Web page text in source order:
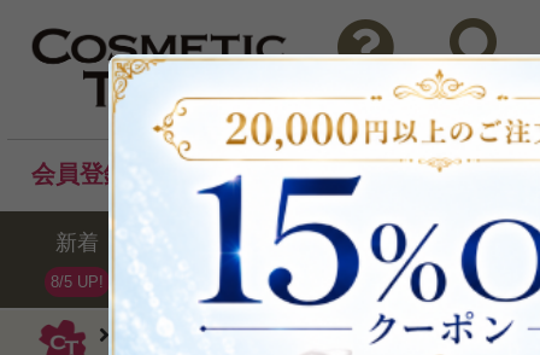
ダヴィネス シャンプー
ダヴィネス
問い合わせ 検索
会員登録後のお買い物でポイントプレゼント！
新着
8/5 UP!
セール ランキング ブ